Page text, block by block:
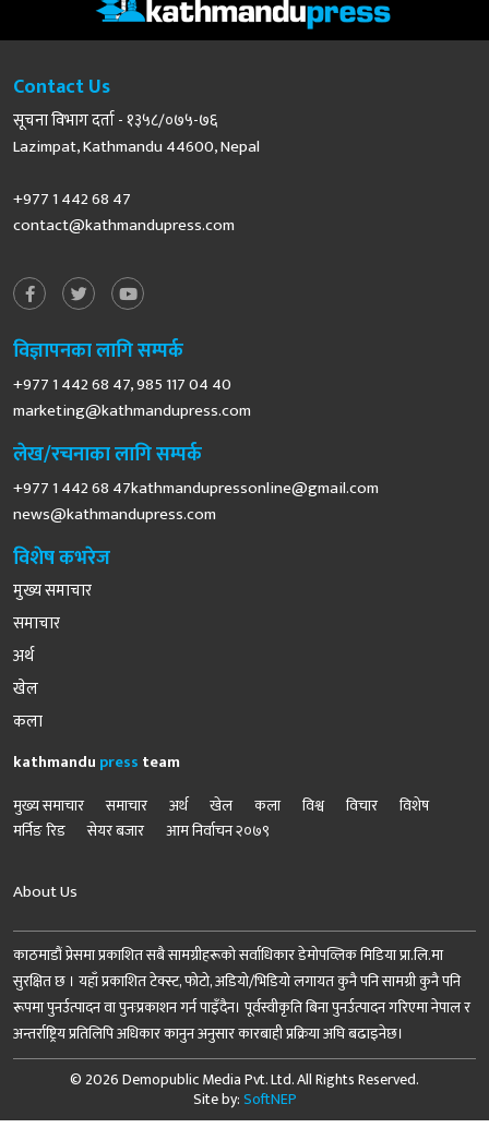
Contact Us
सूचना विभाग दर्ता - १३५८/०७५-७६
Lazimpat, Kathmandu 44600, Nepal
+977 1 442 68 47
contact@kathmandupress.com
विज्ञापनका लागि सम्पर्क
+977 1 442 68 47, 985 117 04 40
marketing@kathmandupress.com
लेख/रचनाका लागि सम्पर्क
+977 1 442 68 47kathmandupressonline@gmail.com
news@kathmandupress.com
विशेष कभरेज
मुख्य समाचार
समाचार
अर्थ
खेल
कला
kathmandu press team
मुख्य समाचार
समाचार अर्थ खेल कला विश्व विचार
विशेष
मर्निङ रिड
सेयर बजार आम निर्वाचन २०७९
About Us
काठमाडौं प्रेसमा प्रकाशित सबै सामग्रीहरूको सर्वाधिकार डेमोपव्लिक मिडिया प्रा.लि.मा
सुरक्षित छ । यहाँ प्रकाशित टेक्स्ट, फोटो, अडियो/भिडियो लगायत कुनै पनि सामग्री कुनै पनि
रूपमा पुनर्उत्पादन वा पुनःप्रकाशन गर्न पाइँदैन। पूर्वस्वीकृति बिना पुनर्उत्पादन गरिएमा नेपाल र
अन्तर्राष्ट्रिय प्रतिलिपि अधिकार कानुन अनुसार कारबाही प्रक्रिया अघि बढाइनेछ।
© 2026 Demopublic Media Pvt. Ltd. All Rights Reserved.
Site by:SoftNEP